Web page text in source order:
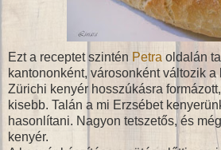
Ezt a receptet szintén Petra oldalán
kantononként, városonként változik a
Zürichi kenyér hosszúkásra
kisebb. Talán a mi Erzsébet
hasonlítani. Nagyon tetszetős, és
kenyér.